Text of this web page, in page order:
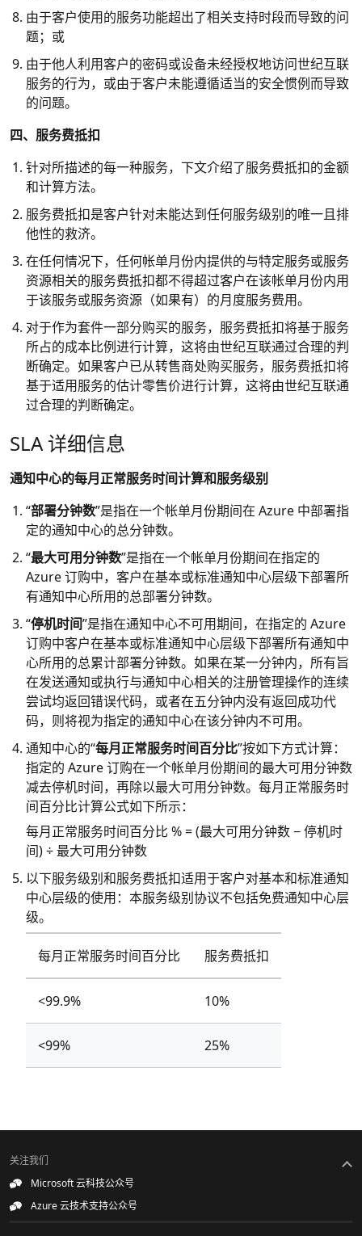
由于客户使用的服务功能超出了相关支持时段而导致的问
题；或
由于他人利用客户的密码或设备未经授权地访问世纪互联
服务的行为，或由于客户未能遵循适当的安全惯例而导致
的问题。
四、服务费抵扣
针对所描述的每一种服务，下文介绍了服务费抵扣的金额
和计算方法。
服务费抵扣是客户针对未能达到任何服务级别的唯一且排
他性的救济。
在任何情况下，任何帐单月份内提供的与特定服务或服务
资源相关的服务费抵扣都不得超过客户在该帐单月份内用
于该服务或服务资源（如果有）的月度服务费用。
对于作为套件一部分购买的服务，服务费抵扣将基于服务
所占的成本比例进行计算，这将由世纪互联通过合理的判
断确定。如果客户已从转售商处购买服务，服务费抵扣将
基于适用服务的估计零售价进行计算，这将由世纪互联通
过合理的判断确定。
SLA 详细信息
通知中心的每月正常服务时间计算和服务级别
“部署分钟数”是指在一个帐单月份期间在 Azure 中部署指
定的通知中心的总分钟数。
“最大可用分钟数”是指在一个帐单月份期间在指定的
Azure 订购中，客户在基本或标准通知中心层级下部署所
有通知中心所用的总部署分钟数。
“停机时间”是指在通知中心不可用期间，在指定的 Azure
订购中客户在基本或标准通知中心层级下部署所有通知中
心所用的总累计部署分钟数。如果在某一分钟内，所有旨
在发送通知或执行与通知中心相关的注册管理操作的连续
尝试均返回错误代码，或者在五分钟内没有返回成功代
码，则将视为指定的通知中心在该分钟内不可用。
通知中心的“每月正常服务时间百分比”按如下方式计算：
指定的 Azure 订购在一个帐单月份期间的最大可用分钟数
减去停机时间，再除以最大可用分钟数。每月正常服务时
间百分比计算公式如下所示：
每月正常服务时间百分比 % = (最大可用分钟数 − 停机时
间) ÷ 最大可用分钟数
以下服务级别和服务费抵扣适用于客户对基本和标准通知
中心层级的使用：本服务级别协议不包括免费通知中心层
级。
每月正常服务时间百分比 服务费抵扣
<99.9% 10%
<99% 25%
关注我们
Microsoft 云科技公众号
Azure 云技术支持公众号